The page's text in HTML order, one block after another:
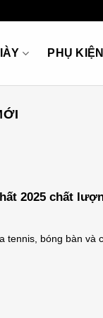
PHỤ KIỆN
2025 chất
tennis, bóng bàn và